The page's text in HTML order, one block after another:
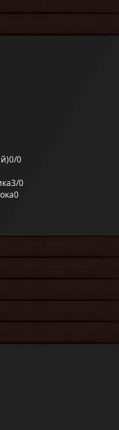
0/0
3/0
0